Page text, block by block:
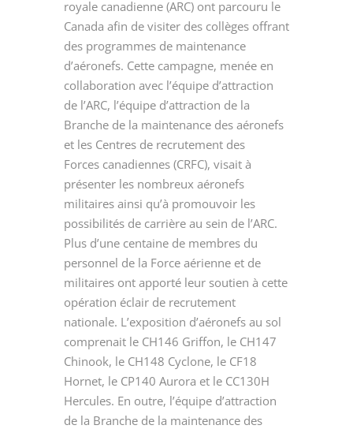
royale canadienne (ARC)ont parcouru le
Canada afin de visiter des collèges offrant
des programmes de maintenance
d’aéronefs. Cette campagne, menée en
collaboration avec l’équipe d’attraction
de l’ARC, l’équipe d’attraction de la
Branche de la maintenance des aéronefs
et les Centres de recrutement des
Forces canadiennes (CRFC), visait à
présenter les nombreux aéronefs
militaires ainsi qu’à promouvoir les
possibilités de carrière au sein de l’ARC.
Plus d’une centaine de membres du
personnel de la Force aérienne et de
militaires ont apporté leur soutien à cette
opération éclair de recrutement
nationale. L’exposition d’aéronefs au sol
comprenait le CH146 Griffon, le CH147
Chinook, le CH148 Cyclone, le CF18
Hornet, le CP140 Aurora et le CC130H
Hercules. En outre, l’équipe d’attraction
de la Branche de la maintenance des